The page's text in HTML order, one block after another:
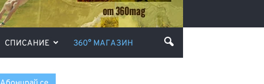
СПИСАНИЕ 360° МАГАЗИН